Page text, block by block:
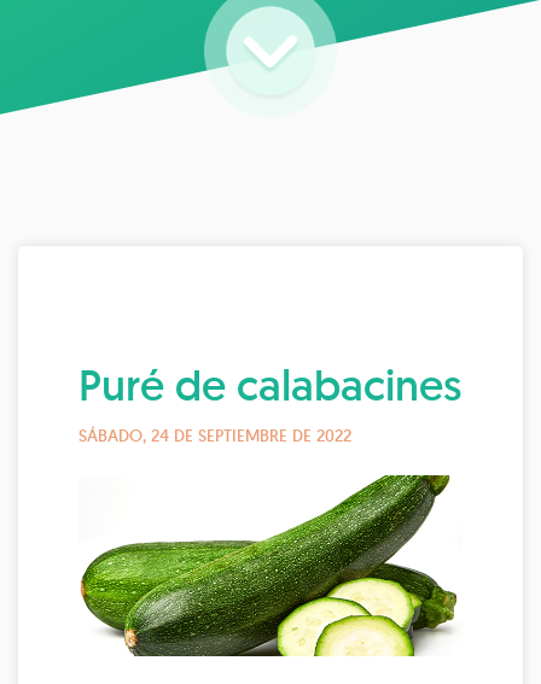
Puré de calabacines
SÁBADO, 24 DE SEPTIEMBRE DE 2022